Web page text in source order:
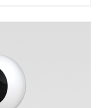
/